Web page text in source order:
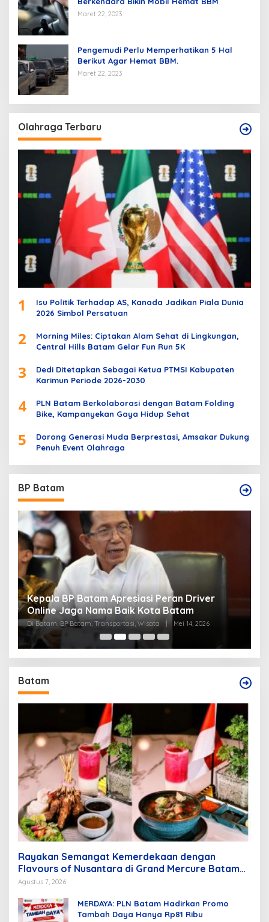
Maret 22, 2023
Pengemudi Perlu Memperhatikan 5 Hal
Berikut Agar Hemat BBM.
Maret 22, 2023
Olahraga Terbaru
1
Isu Politik Terhadap AS, Kanada Jadikan Piala Dunia
2026 Simbol Persatuan
2
Morning Miles: Ciptakan Alam Sehat di Lingkungan,
Central Hills Batam Gelar Fun Run 5K
3
Dedi Ditetapkan Sebagai Ketua PTMSI Kabupaten
Karimun Periode 2026-2030
4
PLN Batam Berkolaborasi dengan Batam Folding
Bike, Kampanyekan Gaya Hidup Sehat
5
Dorong Generasi Muda Berprestasi, Amsakar Dukung
Penuh Event Olahraga
BP Batam
Kepala BP Batam Apresiasi Peran Driver
Online Jaga Nama Baik Kota Batam
Di Batam, BP Batam, Transportasi, Wisata | Mei 14, 2026
Batam
Rayakan Semangat Kemerdekaan dengan
Flavours of Nusantara di Grand Mercure Batam
Centre
Agustus 7, 2026
MERDAYA: PLN Batam Hadirkan Promo
Tambah Daya Hanya Rp81 Ribu